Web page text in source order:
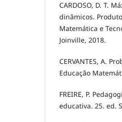
CARDOSO, D. T.
dinâmicos.
Matemática e
Joinville, 2018.
CERVANTES, A.
Educação
FREIRE, P.
educativa. 25. ed.